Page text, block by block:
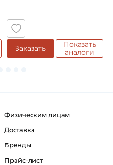
Заказать
Показать
аналоги
Физическим лицам
Доставка
Бренды
Прайс-лист